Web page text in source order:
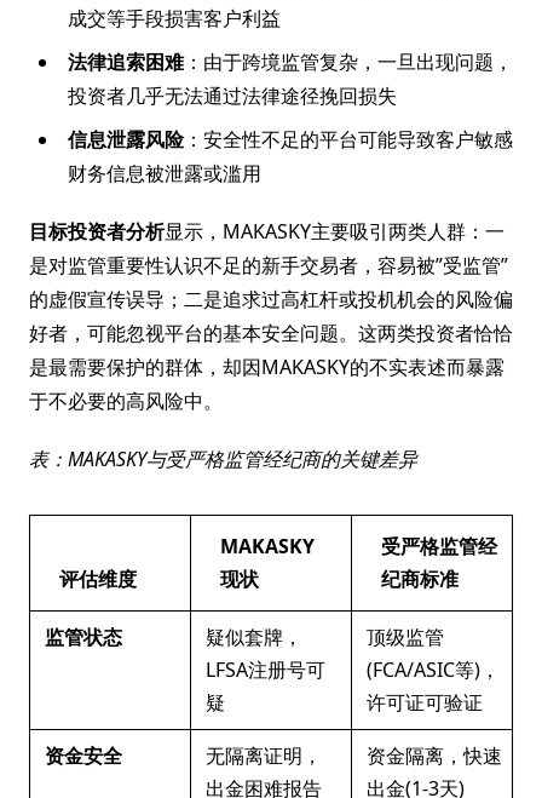
成交等手段损害客户利益
法律追索困难：由于跨境监管复杂，一旦出现问题，
投资者几乎无法通过法律途径挽回损失
信息泄露风险：安全性不足的平台可能导致客户敏感
财务信息被泄露或滥用
目标投资者分析显示，MAKASKY主要吸引两类人群：一
是对监管重要性认识不足的新手交易者，容易被”受监管”
的虚假宣传误导；二是追求过高杠杆或投机机会的风险偏
好者，可能忽视平台的基本安全问题。这两类投资者恰恰
是最需要保护的群体，却因MAKASKY的不实表述而暴露
于不必要的高风险中。
表：MAKASKY与受严格监管经纪商的关键差异
评估维度
MAKASKY
现状
受严格监管经
纪商标准
监管状态
疑似套牌，
LFSA注册号可
疑
顶级监管
(FCA/ASIC等)，
许可证可验证
资金安全
无隔离证明，
出金困难报告
资金隔离，快速
出金(1-3天)